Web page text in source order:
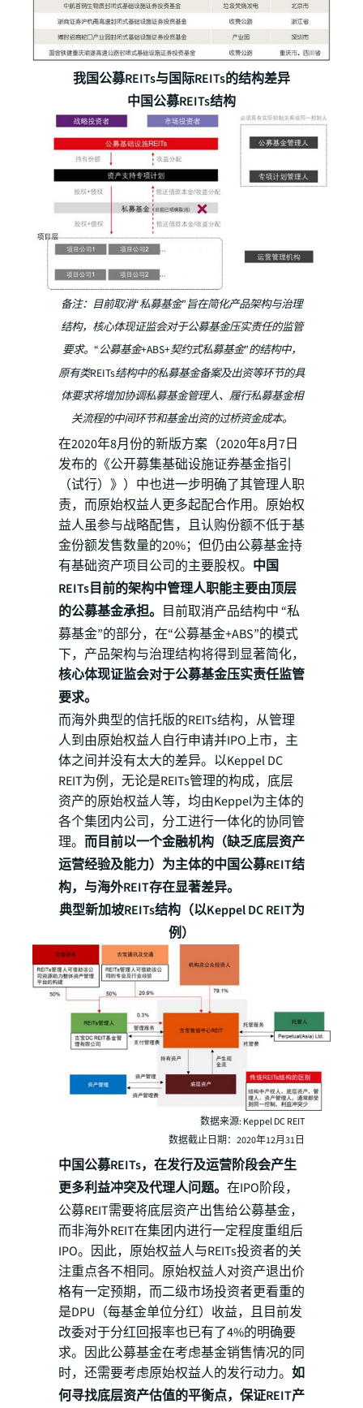
我国公募REITs与国际REITs的结构差异
中国公募REITs结构
备注：目前取消“私募基金”旨在简化产品架构与治理
结构，核心体现证监会对于公募基金压实责任的监管
要求。“公募基金+ABS+契约式私募基金”的结构中，
原有类REITs结构中的私募基金备案及出资等环节的具
体要求将增加协调私募基金管理人、履行私募基金相
关流程的中间环节和基金出资的过桥资金成本。
在2020年8月份的新版方案（2020年8月7日
发布的《公开募集基础设施证券基金指引
（试行）》）中也进一步明确了其管理人职
责，而原始权益人更多起配合作用。原始权
益人虽参与战略配售，且认购份额不低于基
金份额发售数量的20%；但仍由公募基金持
有基础资产项目公司的主要股权。 中国
REITs目前的架构中管理人职能主要由顶层
的公募基金承担。 目前取消产品结构中 “私
募基金”的部分，在“公募基金+ABS”的模式
下，产品架构与治理结构将得到显著简化，
核心体现证监会对于公募基金压实责任监管
要求。
而海外典型的信托版的REITs结构，从管理
人到由原始权益人自行申请并IPO上市，主
体之间并没有太大的差异。以Keppel DC
REIT为例，无论是REITs管理的构成，底层
资产的原始权益人等，均由Keppel为主体的
各个集团内公司，分工进行一体化的协同管
理。 而目前以一个金融机构（缺乏底层资产
运营经验及能力）为主体的中国公募REIT结
构，与海外REIT存在显著差异。
典型新加坡REITs结构（以Keppel DC REIT为
例）
数据来源: Keppel DC REIT
数据截止日期：2020年12月31日
中国公募REITs，在发行及运营阶段会产生
更多利益冲突及代理人问题。 在IPO阶段，
公募REIT需要将底层资产出售给公募基金，
而非海外REIT在集团内进行一定程度重组后
IPO。因此，原始权益人与REITs投资者的关
注重点各不相同。原始权益人对资产退出价
格有一定预期，而二级市场投资者更看重的
是DPU（每基金单位分红）收益，且目前发
改委对于分红回报率也已有了4%的明确要
求。因此公募基金在考虑基金销售情况的同
时，还需要考虑原始权益人的发行动力。 如
何寻找底层资产估值的平衡点，保证REIT产